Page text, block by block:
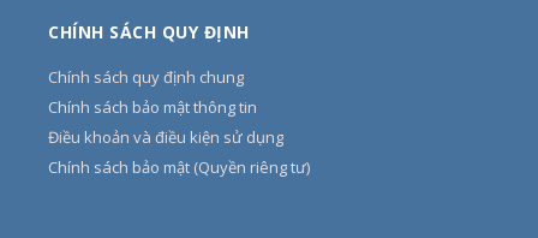
CHÍNH SÁCH QUY ĐỊNH
Chính sách quy định chung
Chính sách bảo mật thông tin
Điều khoản và điều kiện sử dụng
Chính sách bảo mật (Quyền riêng tư)